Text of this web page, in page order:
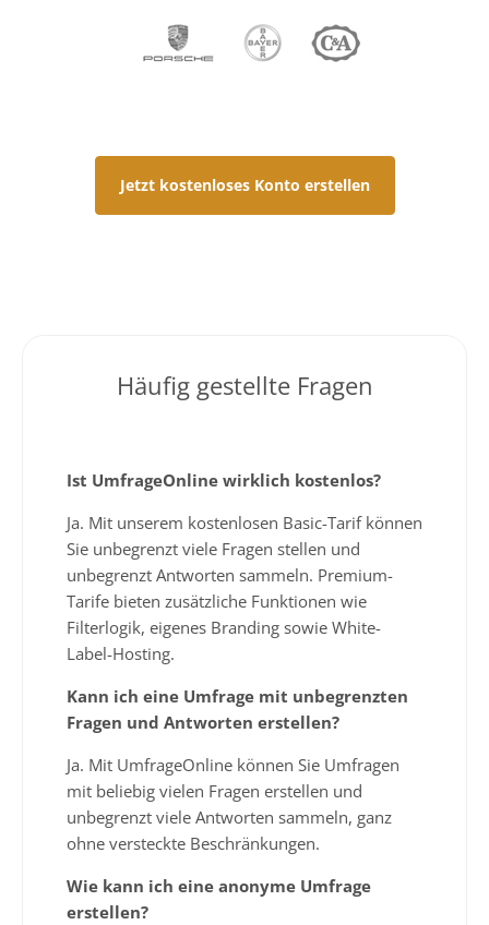
Jetzt kostenloses Konto erstellen
Häufig gestellte Fragen
Ist UmfrageOnline wirklich kostenlos?
Ja. Mit unserem kostenlosen Basic-Tarif können
Sie unbegrenzt viele Fragen stellen und
unbegrenzt Antworten sammeln. Premium-
Tarife bieten zusätzliche Funktionen wie
Filterlogik, eigenes Branding sowie White-
Label-Hosting.
Kann ich eine Umfrage mit unbegrenzten
Fragen und Antworten erstellen?
Ja. Mit UmfrageOnline können Sie Umfragen
mit beliebig vielen Fragen erstellen und
unbegrenzt viele Antworten sammeln, ganz
ohne versteckte Beschränkungen.
Wie kann ich eine anonyme Umfrage
erstellen?